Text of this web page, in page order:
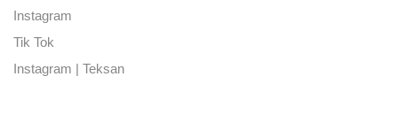
Instagram
Tik Tok
Instagram | Teksan